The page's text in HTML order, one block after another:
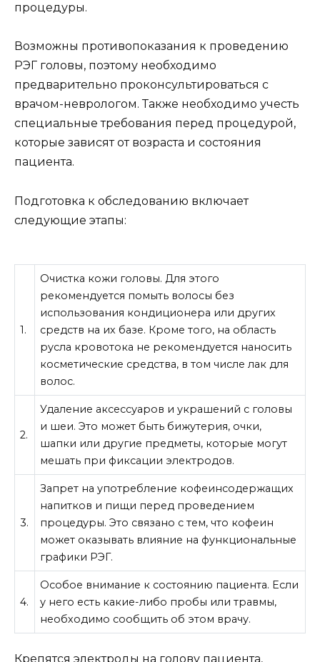
процедуры.
Возможны противопоказания к проведению
РЭГ головы, поэтому необходимо
предварительно проконсультироваться с
врачом-неврологом. Также необходимо учесть
специальные требования перед процедурой,
которые зависят от возраста и состояния
пациента.
Подготовка к обследованию включает
следующие этапы:
1.
Очистка кожи головы. Для этого
рекомендуется помыть волосы без
использования кондиционера или других
средств на их базе. Кроме того, на область
русла кровотока не рекомендуется наносить
косметические средства, в том числе лак для
волос.
2.
Удаление аксессуаров и украшений с головы
и шеи. Это может быть бижутерия, очки,
шапки или другие предметы, которые могут
мешать при фиксации электродов.
3.
Запрет на употребление кофеинсодержащих
напитков и пищи перед проведением
процедуры. Это связано с тем, что кофеин
может оказывать влияние на функциональные
графики РЭГ.
4.
Особое внимание к состоянию пациента. Если
у него есть какие-либо пробы или травмы,
необходимо сообщить об этом врачу.
Крепятся электроды на голову пациента,